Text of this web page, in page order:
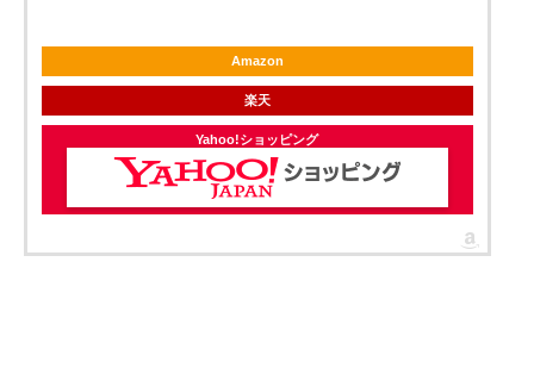
Amazon
楽天
Yahoo!ショッピング